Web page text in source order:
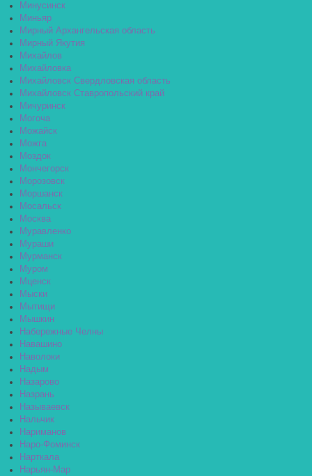
Минусинск
Миньяр
Мирный Архангельская область
Мирный Якутия
Михайлов
Михайловка
Михайловск Свердловская область
Михайловск Ставропольский край
Мичуринск
Могоча
Можайск
Можга
Моздок
Мончегорск
Морозовск
Моршанск
Мосальск
Москва
Муравленко
Мураши
Мурманск
Муром
Мценск
Мыски
Мытищи
Мышкин
Набережные Челны
Навашино
Наволоки
Надым
Назарово
Назрань
Называевск
Нальчик
Нариманов
Наро-Фоминск
Нарткала
Нарьян-Мар